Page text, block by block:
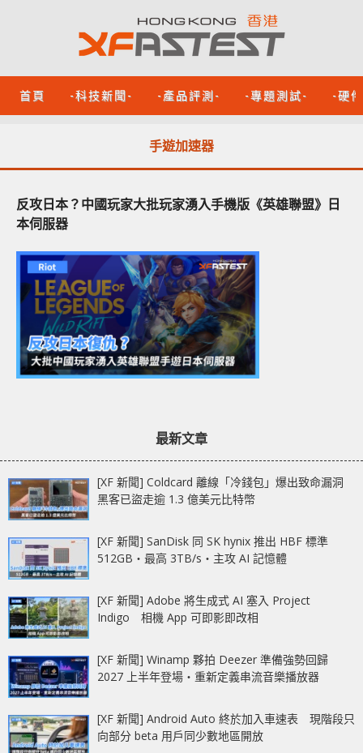
首頁 -科技新聞- -產品評測- -專題測試- -硬
手遊加速器
反攻日本？中國玩家大批玩家湧入手機版《英雄聯盟》日
本伺服器
最新文章
[XF 新聞] Coldcard 離線「冷錢包」爆出致命漏洞
黑客已盜走逾 1.3 億美元比特幣
[XF 新聞] SanDisk 同 SK hynix 推出 HBF 標準
512GB‧最高 3TB/s‧主攻 AI 記憶體
[XF 新聞] Adobe 將生成式 AI 塞入 Project
Indigo 相機 App 可即影即改相
[XF 新聞] Winamp 夥拍 Deezer 準備強勢回歸
2027 上半年登場‧重新定義串流音樂播放器
[XF 新聞] Android Auto 終於加入車速表 現階段只
向部分 beta 用戶同少數地區開放